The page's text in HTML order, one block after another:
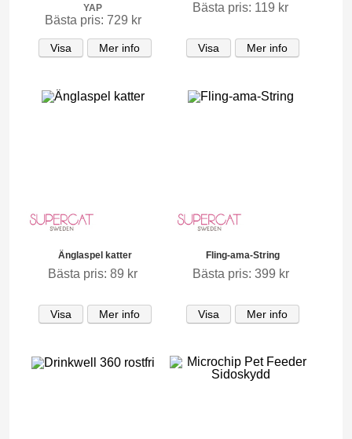
YAP
Bästa pris: 729 kr
Visa Mer info
Bästa pris: 119 kr
Visa Mer info
Änglaspel katter
Bästa pris: 89 kr
Visa Mer info
Fling-ama-String
Bästa pris: 399 kr
Visa Mer info